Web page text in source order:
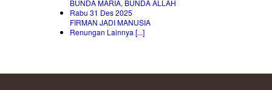
BUNDA MARIA, BUNDA ALLAH
Rabu 31 Des 2025
FIRMAN JADI MANUSIA
Renungan Lainnya [...]